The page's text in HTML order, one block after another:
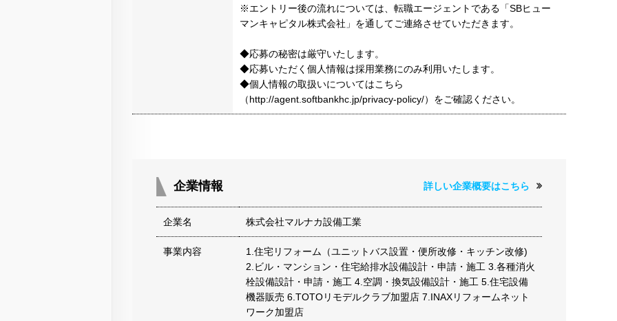
※エントリー後の流れについては、転職エージェントである「SBヒュー
マンキャピタル株式会社」を通してご連絡させていただきます。
◆応募の秘密は厳守いたします。
◆応募いただく個人情報は採用業務にのみ利用いたします。
◆個人情報の取扱いについてはこちら
（http://agent.softbankhc.jp/privacy-policy/）をご確認ください。
企業情報 詳しい企業概要はこちら
企業名 株式会社マルナカ設備工業
事業内容
1.住宅リフォーム（ユニットバス設置・便所改修・キッチン改修)
2.ビル・マンション・住宅給排水設備設計・申請・施工 3.各種消火
栓設備設計・申請・施工 4.空調・換気設備設計・施工 5.住宅設備
機器販売 6.TOTOリモデルクラブ加盟店 7.INAXリフォームネット
ワーク加盟店